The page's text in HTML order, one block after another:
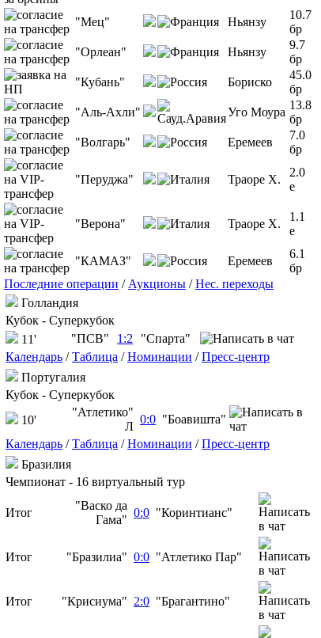
"Мец" Ньянзу
10.7
бр
"Орлеан"
Ньянзу
9.7
бр
"Кубань"
Бориско
45.0
бр
"Аль-Ахли"
Уго Моура
13.8
бр
"Волгарь"
Еремеев
7.0
бр
"Перуджа" Траоре Х.
2.0
e
"Верона" Траоре Х.
1.1
e
"КАМАЗ" Еремеев
6.1
бр
Последние операции / Аукционы /Нес. переходы
Голландия
Кубок - Суперкубок
11'
"ПСВ" 1:2
"Спарта"
Календарь /Таблица /Номинации /Пресс-центр
Португалия
Кубок - Суперкубок
10'
"Атлетико"
Л
0:0 "Боавишта"
Календарь /Таблица /Номинации /Пресс-центр
Бразилия
Чемпионат - 16 виртуальный тур
Итог
"Васко да
Гама"
0:0 "Коринтианс"
Итог "Бразилиа" 0:0 "Атлетико Пар"
Итог "Крисиума" 2:0 "Брагантино"